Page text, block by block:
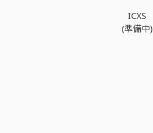
ICXS
(準備中)